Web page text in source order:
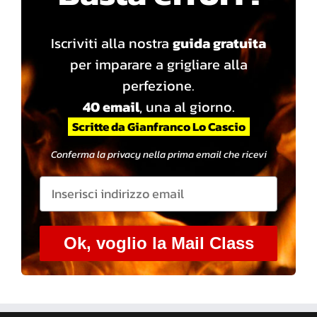
Iscriviti alla nostra guida gratuita
per imparare a grigliare alla
perfezione.
40 email, una al giorno.
Scritte da Gianfranco Lo Cascio
Conferma la privacy nella prima email che ricevi
Ok, voglio la Mail Class